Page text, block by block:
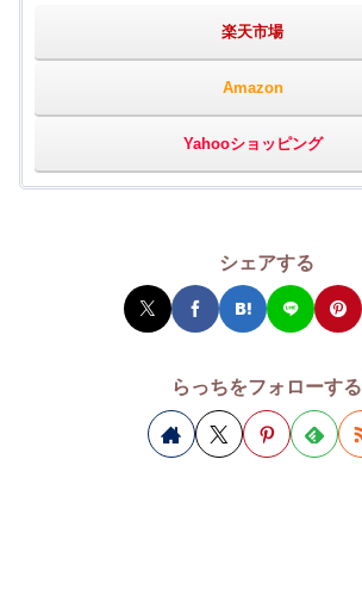
楽天市場
Amazon
Yahooショッピング
シェアする
らっちをフォローする